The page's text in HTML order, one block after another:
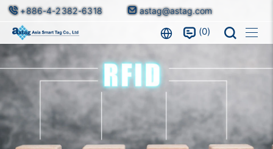
+886-4-2382-6318 astag@astag.com
0